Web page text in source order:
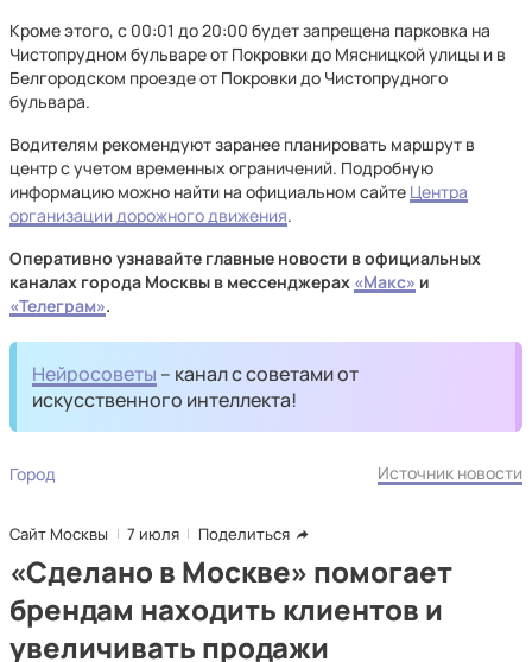
Кроме этого, с 00:01 до 20:00 будет запрещена парковка на
Чистопрудном бульваре от Покровки до Мясницкой улицы и в
Белгородском проезде от Покровки до Чистопрудного
бульвара.
Водителям рекомендуют заранее планировать маршрут в
центр с учетом временных ограничений. Подробную
информацию можно найти на официальном сайте Центра
организации дорожного движения.
Оперативно узнавайте главные новости в официальных
каналах города Москвы в мессенджерах «Макс» и
«Телеграм».
Нейросоветы – канал с советами от
искусственного интеллекта!
Город Источник новости
Сайт Москвы 7 июля Поделиться
«Сделано в Москве» помогает
брендам находить клиентов и
увеличивать продажи